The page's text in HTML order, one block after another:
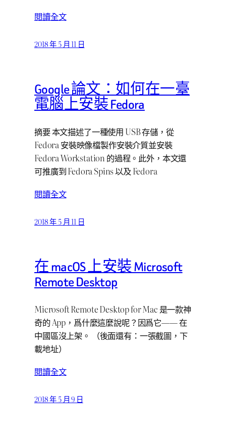
閱讀全文
2018 年 5 月 11 日
Google 論文：如何在一臺
電腦上安裝 Fedora
摘要 本文描述了一種使用 USB 存儲，從
Fedora 安裝映像檔製作安裝介質並安裝
Fedora Workstation 的過程。此外，本文還
可推廣到 Fedora Spins 以及 Fedora
閱讀全文
2018 年 5 月 11 日
在 macOS 上安裝 Microsoft
Remote Desktop
Microsoft Remote Desktop for Mac 是一款神
奇的 App，爲什麼這麼說呢？因爲它—— 在
中國區沒上架。 （後面還有：一張截圖，下
載地址）
閱讀全文
2018 年 5 月 9 日